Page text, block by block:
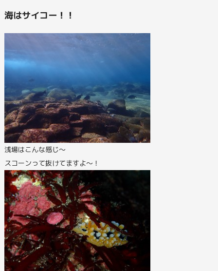
海はサイコー！！
浅場はこんな感じ～
スコーンって抜けてますよ～！